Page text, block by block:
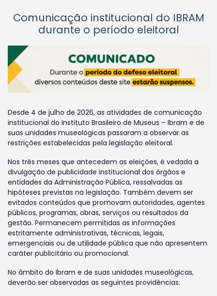
Comunicação institucional do IBRAM
durante o período eleitoral
Desde 4 de julho de 2026, as atividades de comunicação
institucional do Instituto Brasileiro de Museus – Ibram e de
suas unidades museológicas passaram a observar as
restrições estabelecidas pela legislação eleitoral.
Nos três meses que antecedem as eleições, é vedada a
divulgação de publicidade institucional dos órgãos e
entidades da Administração Pública, ressalvadas as
hipóteses previstas na legislação. Também devem ser
evitados conteúdos que promovam autoridades, agentes
públicos, programas, obras, serviços ou resultados da
gestão. Permanecem permitidas as informações
estritamente administrativas, técnicas, legais,
emergenciais ou de utilidade pública que não apresentem
caráter publicitário ou promocional.
No âmbito do Ibram e de suas unidades museológicas,
deverão ser observadas as seguintes providências: